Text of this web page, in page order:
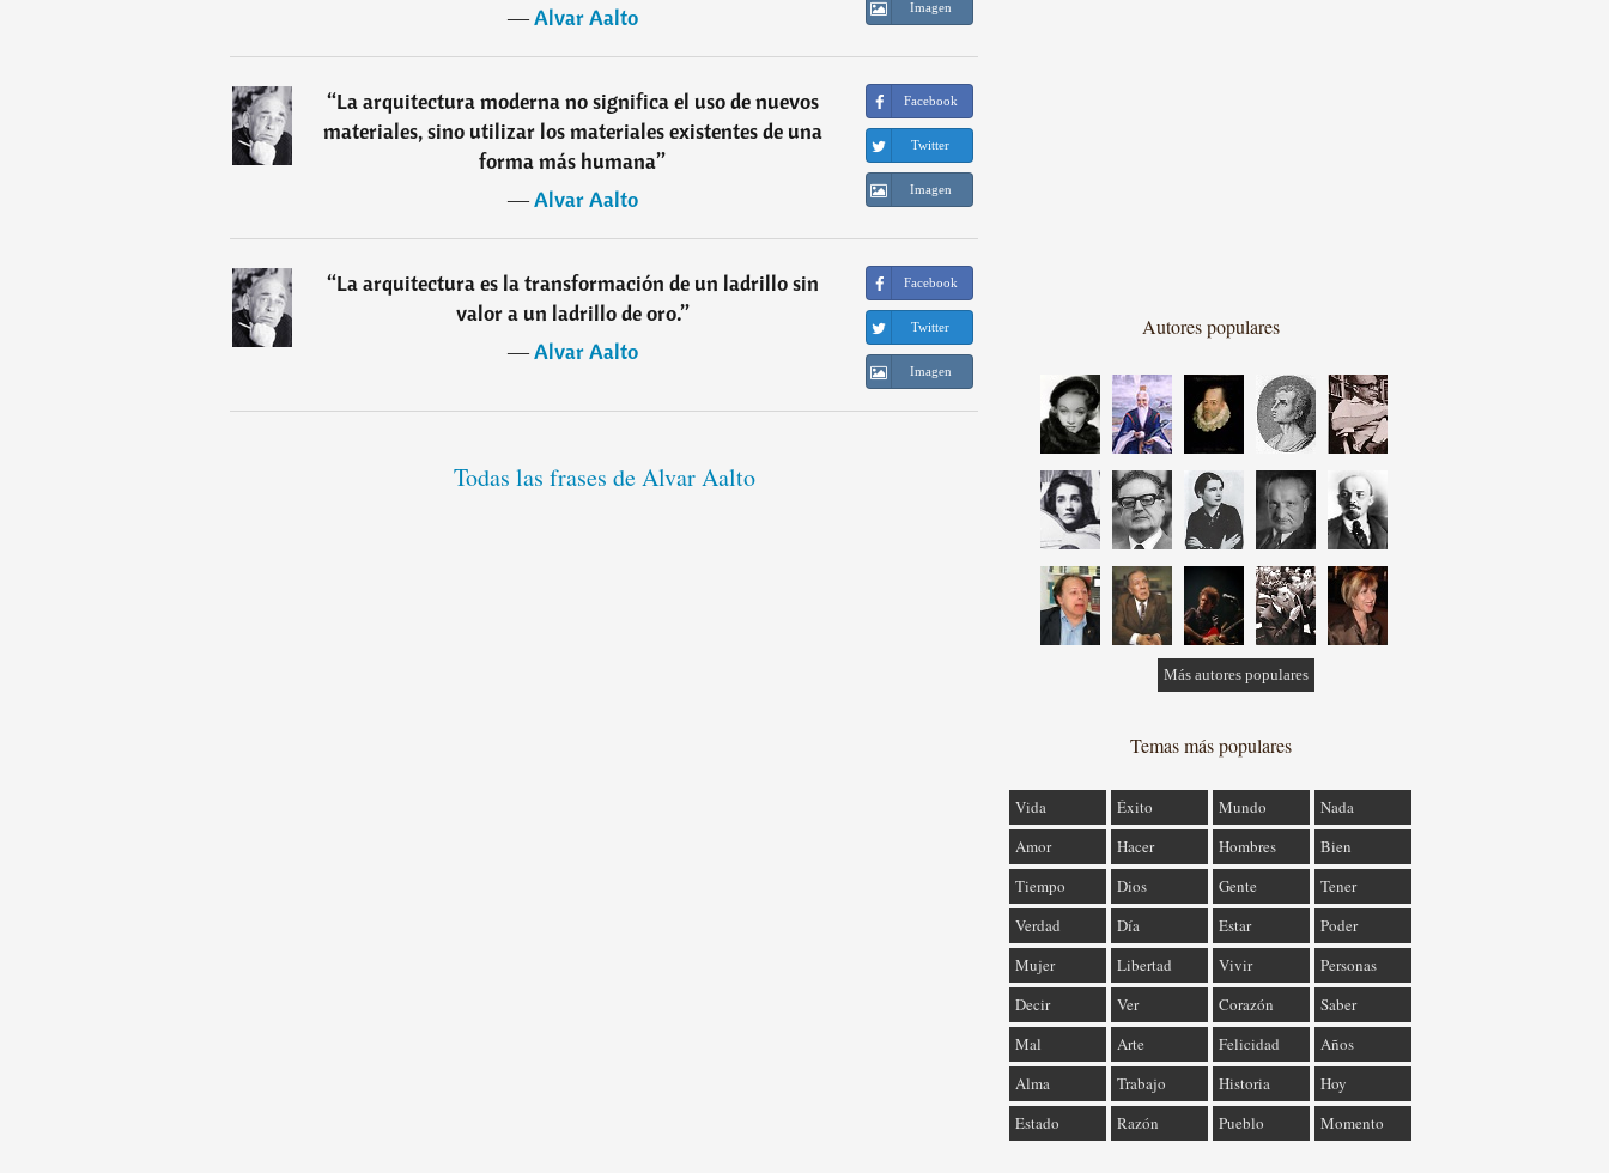
―Alvar Aalto Imagen
“La arquitectura moderna no significa el uso de nuevos
materiales, sino utilizar los materiales existentes de una
forma más humana”
―Alvar Aalto
Facebook
Twitter
Imagen
“La arquitectura es la transformación de un ladrillo sin
valor a un ladrillo de oro.”
―Alvar Aalto
Facebook
Twitter
Imagen
Todas las frases de Alvar Aalto
Autores populares
Más autores populares
Temas más populares
Vida Éxito Mundo
Nada
Amor
Hacer Hombres
Bien
Tiempo
Dios Gente
Tener
Verdad
Día Estar
Poder
Mujer
Libertad Vivir
Personas
Decir
Ver Corazón
Saber
Mal
Arte Felicidad
Años
Alma
Trabajo Historia
Hoy
Estado
Razón Pueblo Momento